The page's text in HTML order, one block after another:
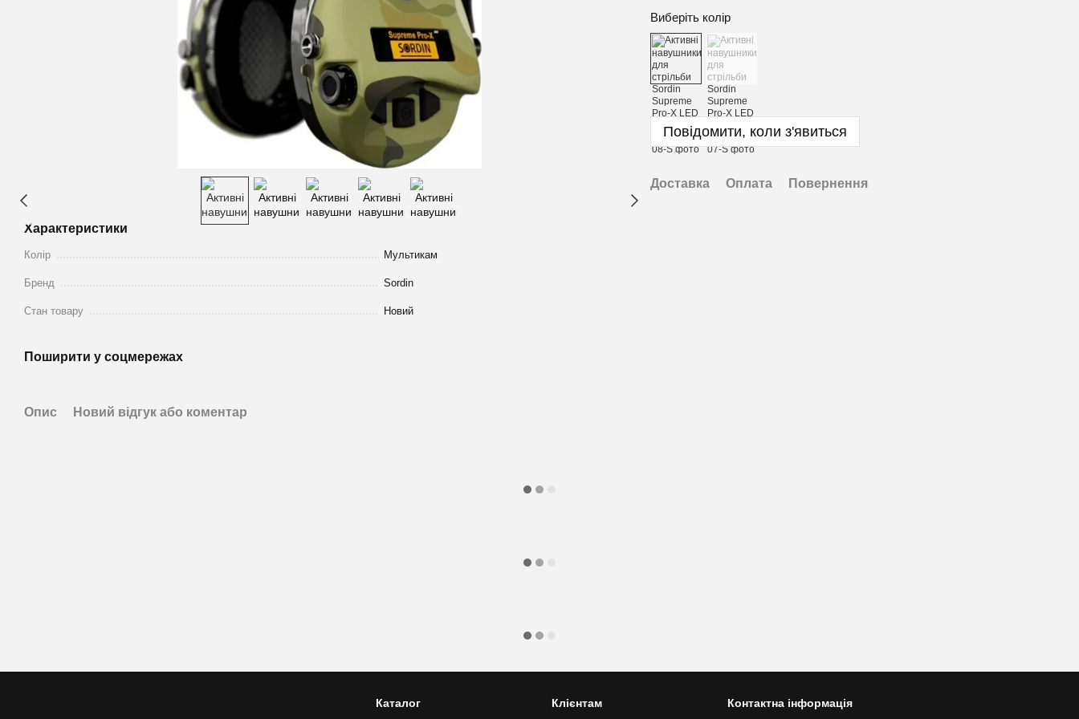
Характеристики
Колір Мультикам
Бренд Sordin
Стан товару Новий
Поширити у соцмережах
Виберіть колір
Повідомити, коли з'явиться
Доставка Оплата Повернення
Опис Новий відгук або коментар
Каталог Клієнтам Контактна інформація